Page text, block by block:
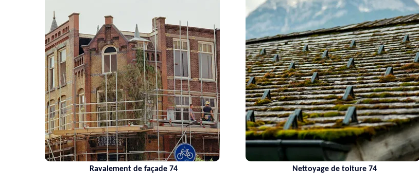
Ravalement de façade 74 Nettoyage de toiture 74